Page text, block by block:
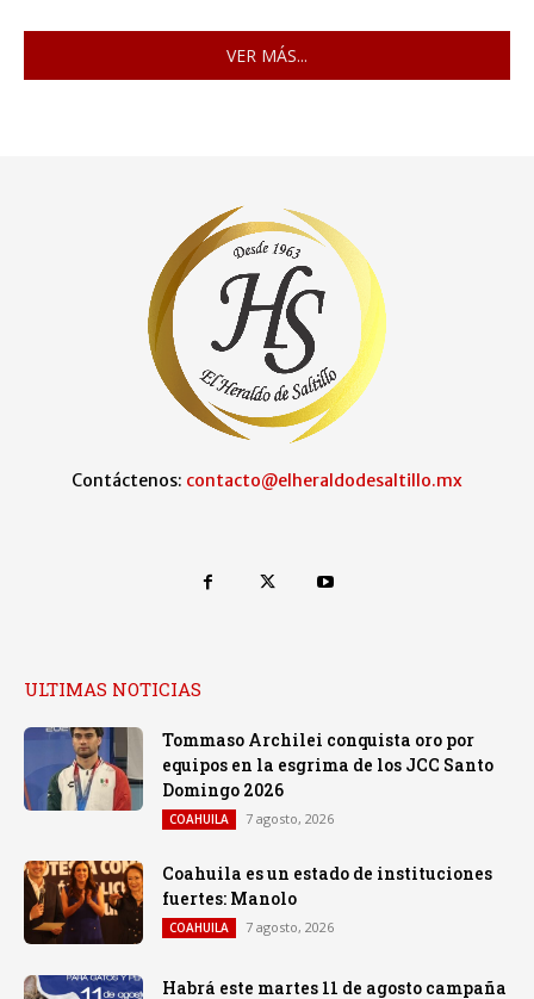
VER MÁS...
Contáctenos: contacto@elheraldodesaltillo.mx
ULTIMAS NOTICIAS
Tommaso Archilei conquista oro por
equipos en la esgrima de los JCC Santo
Domingo 2026
COAHUILA 7 agosto, 2026
Coahuila es un estado de instituciones
fuertes: Manolo
COAHUILA 7 agosto, 2026
Habrá este martes 11 de agosto campaña